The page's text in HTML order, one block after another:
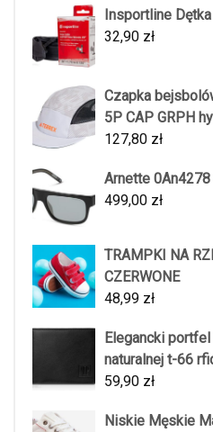
Insportline
32,90 zł
Czapka
5P CAP GRPH
127,80 zł
Arnette
499,00 zł
TRAMPKI NA
CZERWONE
48,99 zł
Elegancki
naturalnej t-66
59,90 zł
Niskie Męskie